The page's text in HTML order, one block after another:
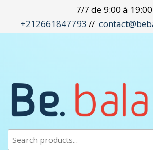
contenu
7/7 de 9:00 à 19:00
+212661847793 //
bebalache.com